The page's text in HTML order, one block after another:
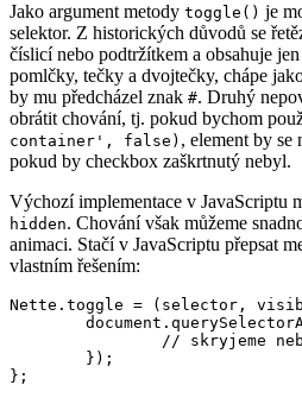
Jako argument metody toggle() je
selektor. Z historických důvodů se
číslicí nebo podtržítkem a obsahuje
pomlčky, tečky a dvojtečky, chápe
by mu předcházel znak #. Druhý
obrátit chování, tj. pokud bychom
container', false) , element by se
pokud by checkbox zaškrtnutý nebyl.
Výchozí implementace v JavaScriptu
hidden. Chování však můžeme
animaci. Stačí v JavaScriptu přepsat
vlastním řešením:
Nette.toggle = (selector,